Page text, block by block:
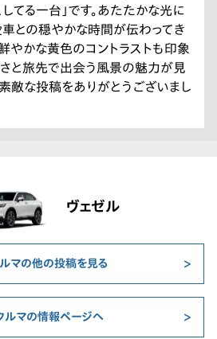
てる一台」です。あたたかな光に
車との穏やかな時間が伝わってき
やかな黄色のコントラストも印象
さと旅先で出会う風景の魅力が見
敵な投稿をありがとうございまし
ヴェゼル
マの他の投稿を見る
ルマの情報ページへ